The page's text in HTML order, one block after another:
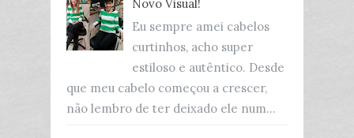
Novo Visual!
Eu sempre amei cabelos
curtinhos, acho super
estiloso e autêntico. Desde
que meu cabelo começou a crescer,
não lembro de ter deixado ele num...